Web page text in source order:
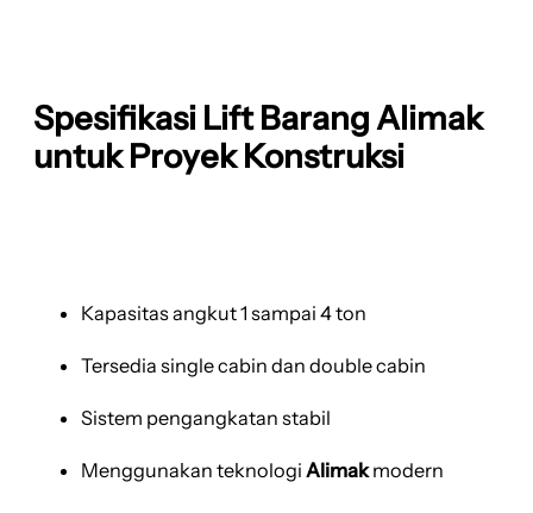
Spesifikasi Lift Barang Alimak
untuk Proyek Konstruksi
Kapasitas angkut 1 sampai 4 ton
Tersedia single cabin dan double cabin
Sistem pengangkatan stabil
Menggunakan teknologi Alimakmodern